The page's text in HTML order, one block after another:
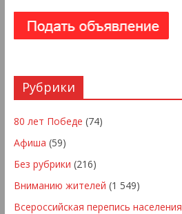
Рубрики
80 лет Победе (74)
Афиша (59)
Без рубрики (216)
Вниманию жителей (1 549)
Всероссийская перепись населения